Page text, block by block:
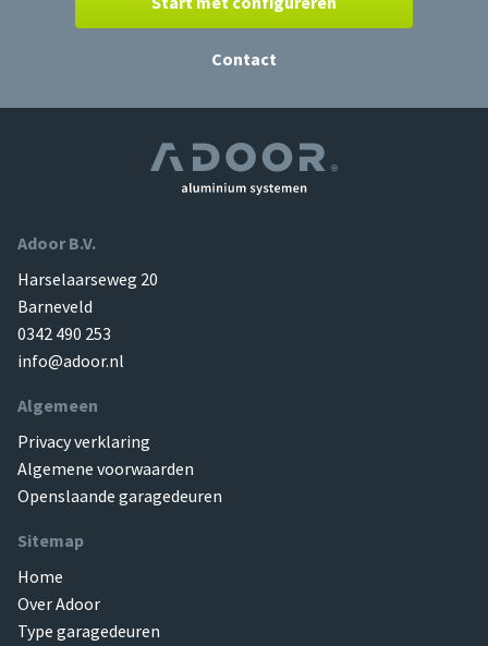
Contact
Adoor B.V.
Harselaarseweg 20
Barneveld
0342 490 253
info@adoor.nl
Algemeen
Privacy verklaring
Algemene voorwaarden
Openslaande garagedeuren
Sitemap
Home
Over Adoor
Type garagedeuren